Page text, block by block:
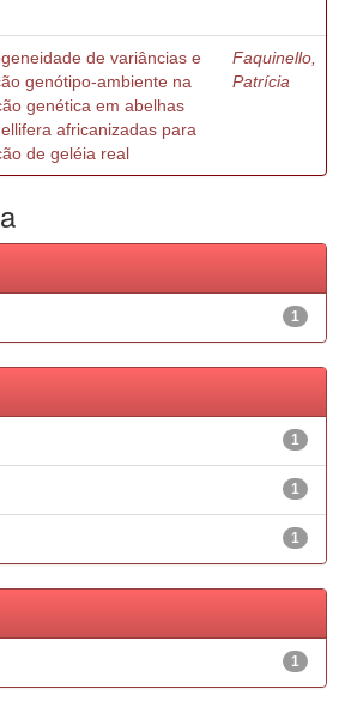
de variâncias e
genótipo-ambiente na
genética em abelhas
africanizadas para
de geléia real
Faquinello,
Patrícia
1
1
1
1
1